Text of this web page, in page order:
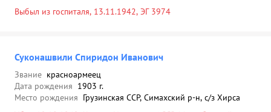
Выбыл из госпиталя, 13.11.1942, ЭГ 3974
Суконашвили Спиридон Иванович
Звание красноармеец
Дата рождения 1903 г.
Место рождения Грузинская ССР, Симахский р-н, с/з Хирса